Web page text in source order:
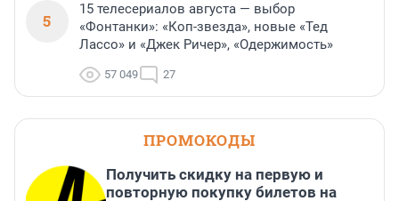
5
15 телесериалов августа — выбор
«Фонтанки»: «Коп-звезда», новые «Тед
Лассо» и «Джек Ричер», «Одержимость»
57 049 27
ПРОМОКОДЫ
Получить скидку на первую и
повторную покупку билетов на